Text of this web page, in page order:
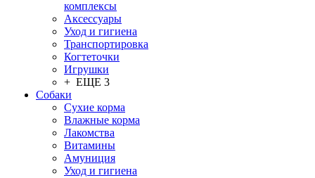
комплексы
Аксессуары
Уход и гигиена
Транспортировка
Когтеточки
Игрушки
+ ЕЩЕ 3
Собаки
Сухие корма
Влажные корма
Лакомства
Витамины
Амуниция
Уход и гигиена